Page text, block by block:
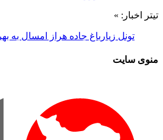
تیتر اخبار: »
تونل زیارباغ جاده هراز امسال به
منوی سایت